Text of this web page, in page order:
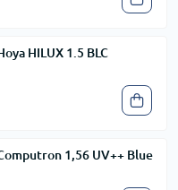
HILUX 1.5 BLC
1,56 UV++ Blue